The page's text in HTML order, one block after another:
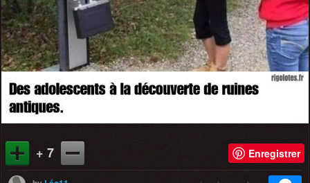
+ 7 Enregistrer